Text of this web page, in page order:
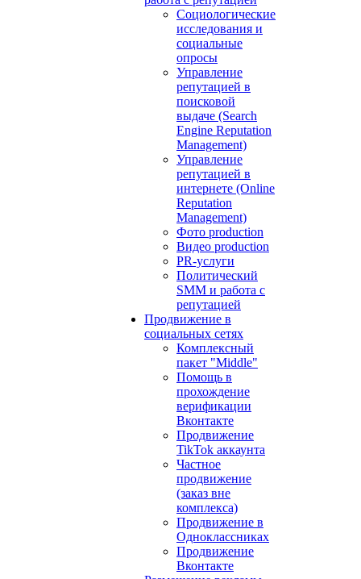
Социологические
исследования и
социальные
опросы
Управление
репутацией в
поисковой
выдаче (Search
Engine Reputation
Management)
Управление
репутацией в
интернете (Online
Reputation
Management)
Фото production
Видео production
PR-услуги
Политический
SMM и работа с
репутацией
Продвижение в
социальных сетях
Комплексный
пакет "Middle"
Помощь в
прохождение
верификации
Вконтакте
Продвижение
TikTok аккаунта
Частное
продвижение
(заказ вне
комплекса)
Продвижение в
Одноклассниках
Продвижение
Вконтакте